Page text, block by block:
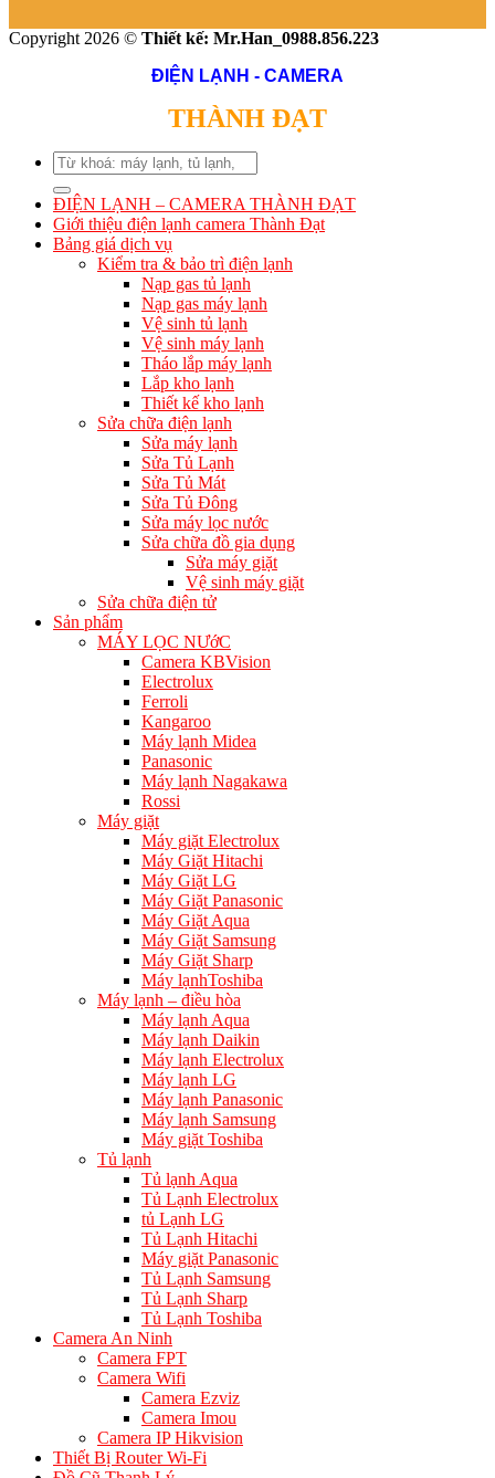
Copyright 2026 © Thiết kế: Mr.Han_0988.856.223
ĐIỆN LẠNH - CAMERA
THÀNH ĐẠT
Search
for:
ĐIỆN LẠNH – CAMERA THÀNH ĐẠT
Giới thiệu điện lạnh camera Thành Đạt
Bảng giá dịch vụ
Kiểm tra & bảo trì điện lạnh
Nạp gas tủ lạnh
Nạp gas máy lạnh
Vệ sinh tủ lạnh
Vệ sinh máy lạnh
Tháo lắp máy lạnh
Lắp kho lạnh
Thiết kế kho lạnh
Sửa chữa điện lạnh
Sửa máy lạnh
Sửa Tủ Lạnh
Sửa Tủ Mát
Sửa Tủ Đông
Sửa máy lọc nước
Sửa chữa đồ gia dụng
Sửa máy giặt
Vệ sinh máy giặt
Sửa chữa điện tử
Sản phẩm
MÁY LỌC NƯớC
Camera KBVision
Electrolux
Ferroli
Kangaroo
Máy lạnh Midea
Panasonic
Máy lạnh Nagakawa
Rossi
Máy giặt
Máy giặt Electrolux
Máy Giặt Hitachi
Máy Giặt LG
Máy Giặt Panasonic
Máy Giặt Aqua
Máy Giặt Samsung
Máy Giặt Sharp
Máy lạnhToshiba
Máy lạnh – điều hòa
Máy lạnh Aqua
Máy lạnh Daikin
Máy lạnh Electrolux
Máy lạnh LG
Máy lạnh Panasonic
Máy lạnh Samsung
Máy giặt Toshiba
Tủ lạnh
Tủ lạnh Aqua
Tủ Lạnh Electrolux
tủ Lạnh LG
Tủ Lạnh Hitachi
Máy giặt Panasonic
Tủ Lạnh Samsung
Tủ Lạnh Sharp
Tủ Lạnh Toshiba
Camera An Ninh
Camera FPT
Camera Wifi
Camera Ezviz
Camera Imou
Camera IP Hikvision
Thiết Bị Router Wi-Fi